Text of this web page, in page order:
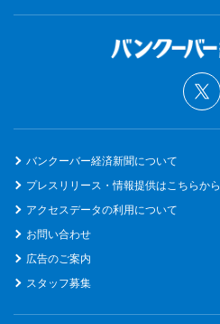
バンクーバー経済新聞について
プレスリリース・情報提供はこちらから
アクセスデータの利用について
お問い合わせ
広告のご案内
スタッフ募集